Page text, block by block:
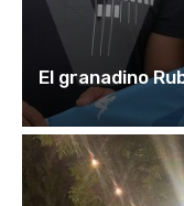
El granadino